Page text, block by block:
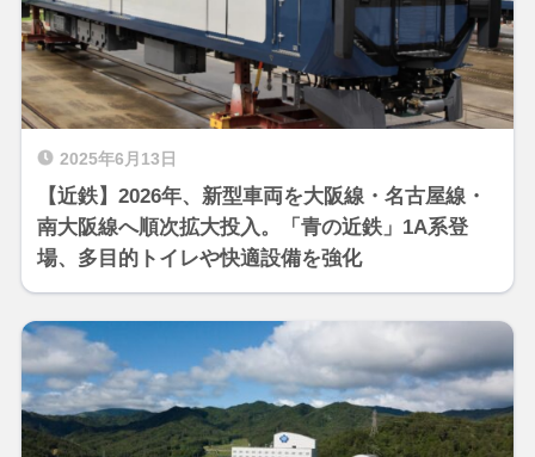
2025年6月13日
【近鉄】2026年、新型車両を大阪線・名古屋線・
南大阪線へ順次拡大投入。「青の近鉄」1A系登
場、多目的トイレや快適設備を強化